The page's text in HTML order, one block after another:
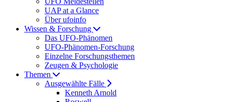
UAP at a Glance
Über ufoinfo
Wissen & Forschung
Das UFO-Phänomen
UFO-Phänomen-Forschung
Einzelne Forschungsthemen
Zeugen & Psychologie
Themen
Ausgewählte Fälle
Kenneth Arnold